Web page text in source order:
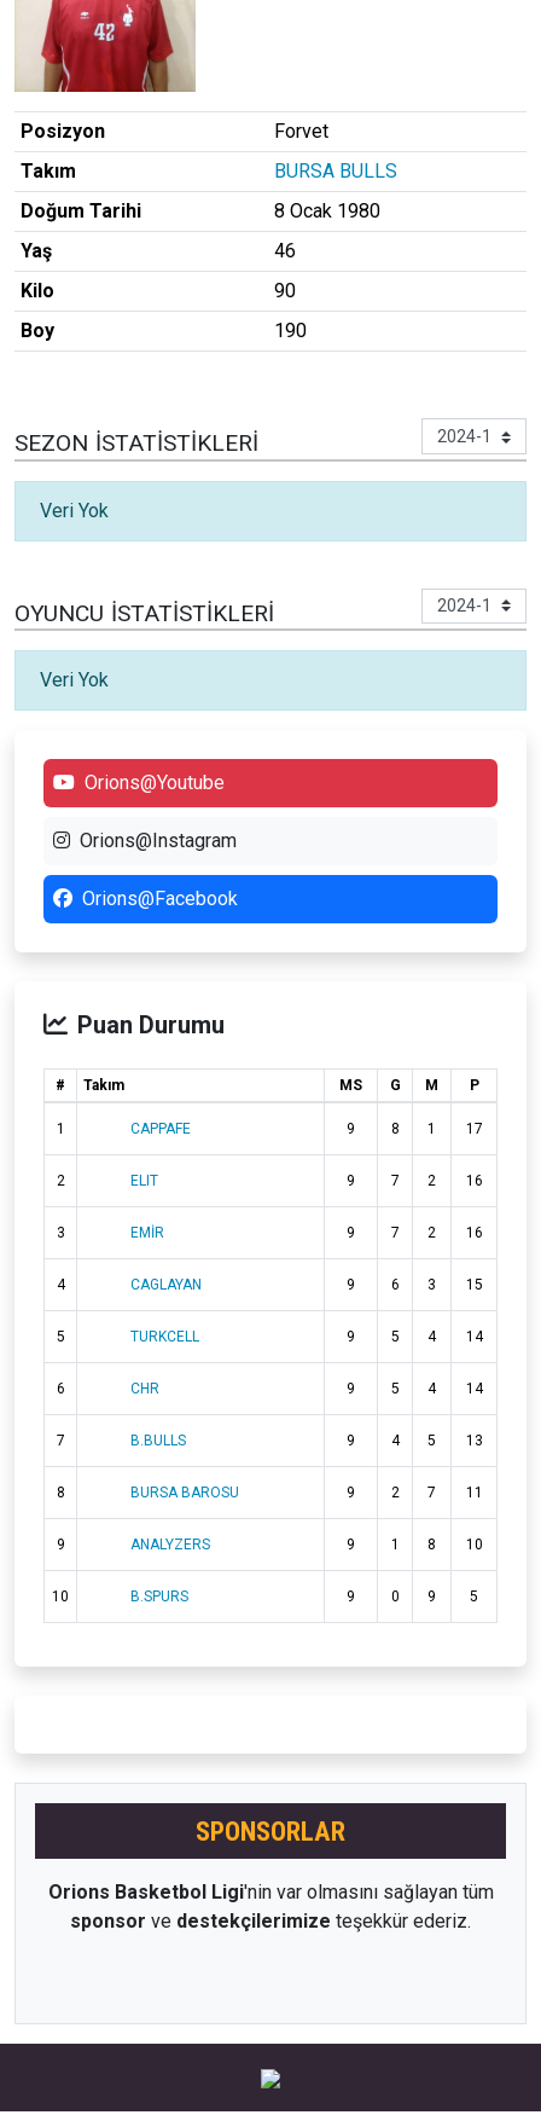
Posizyon
Forvet
Takım
BURSA BULLS
Doğum Tarihi
8 Ocak 1980
Yaş
46
Kilo
90
Boy
190
SEZON İSTATISTIKLERI
Veri Yok
OYUNCU İSTATISTIKLERI
Veri Yok
Orions@Youtube
Orions@Instagram
Orions@Facebook
Puan Durumu
# Takım MS G M P
1 CAPPAFE 9 8 1 17
2 ELIT 9 7 2 16
3 EMİR 9 7 2 16
4 CAGLAYAN 9 6 3 15
5 TURKCELL 9 5 4 14
6 CHR 9 5 4 14
7 B.BULLS 9 4 5 13
8 BURSA BAROSU 9 2 7 11
9 ANALYZERS 9 1 8 10
10 B.SPURS 9 0 9 5
SPONSORLAR
Orions Basketbol Ligi'nin var olmasını sağlayan tüm
sponsor ve destekçilerimize teşekkür ederiz.